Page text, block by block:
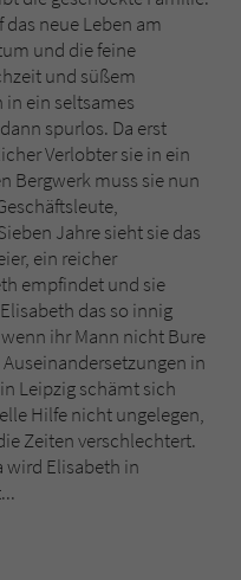
neue Leben am
und die feine
und süßem
ein seltsames
spurlos. Da erst
Verlobter sie in ein
Bergwerk muss sie nun
Jahre sieht sie das
ein reicher
empfindet und sie
das so innig
ihr Mann nicht Bure
in
Leipzig schämt sich
Hilfe nicht ungelegen,
Zeiten verschlechtert.
wird Elisabeth in